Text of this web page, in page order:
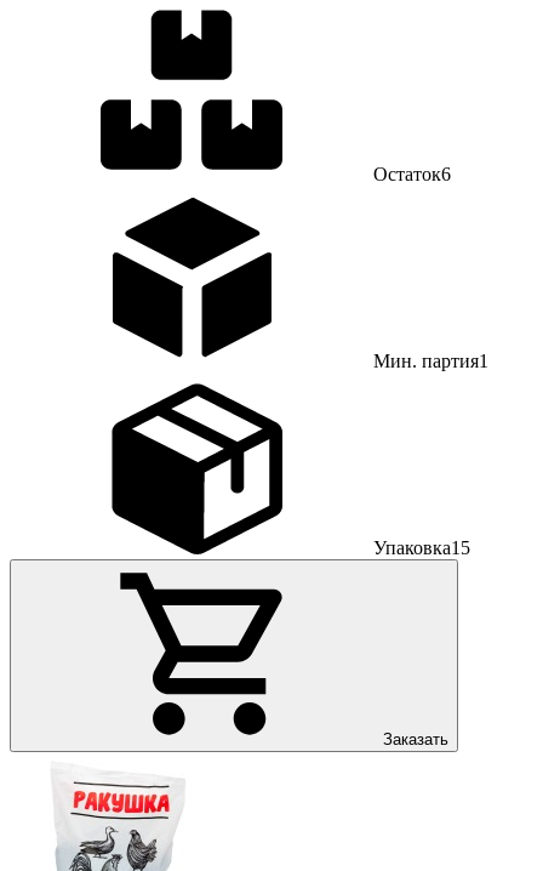
Остаток6
Мин. партия1
Упаковка15
Заказать